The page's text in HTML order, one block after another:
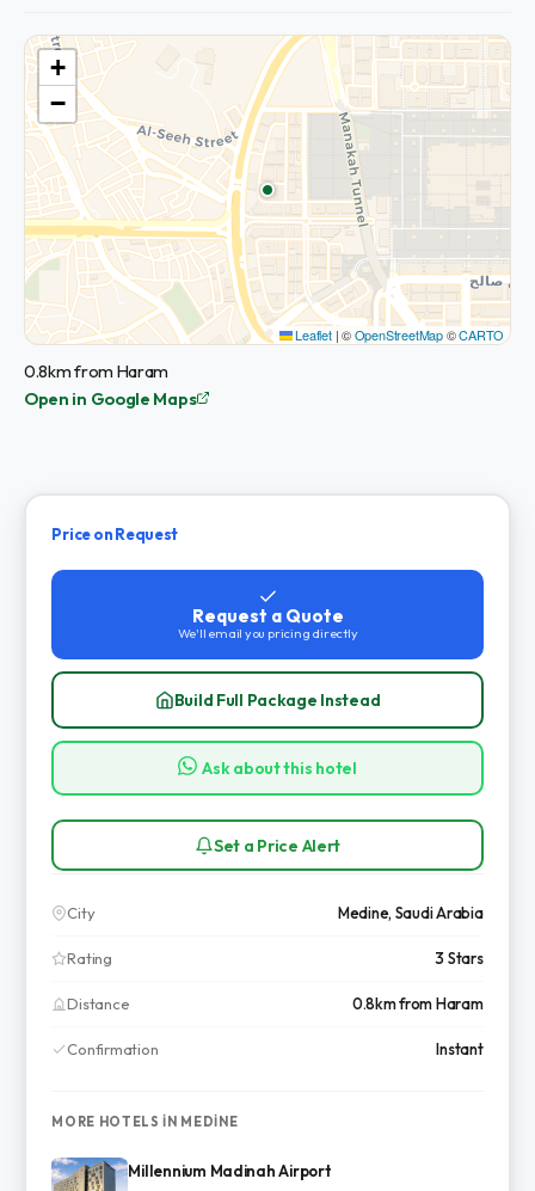
+
−
Leaflet |©OpenStreetMap©CARTO
0.8km from Haram
Open in Google Maps
Price on Request
Request a Quote
We'll email you pricing directly
Build Full Package Instead
Ask about this hotel
Set a Price Alert
City Medine, Saudi Arabia
Rating 3 Stars
Distance 0.8km from Haram
Confirmation Instant
MORE HOTELS IN MEDINE
Millennium Madinah Airport